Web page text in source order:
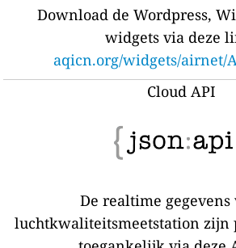
Download de Wordpress,
widgets via deze
aqicn.org/widgets/airnet/
Cloud API
De realtime
luchtkwaliteitsmeetstation zijn